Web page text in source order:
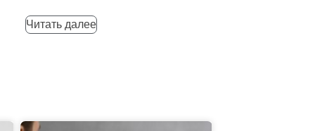
Читать далее